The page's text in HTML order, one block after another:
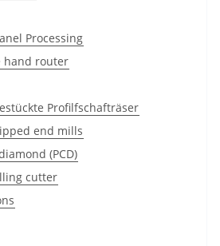
Processing
hand router
Profilfschafträser
end mills
(PCD)
cutter